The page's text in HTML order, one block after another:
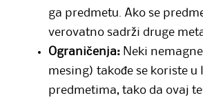
ga predmetu. Ako se
verovatno sadrži druge
Ograničenja: Neki
mesing) takođe se koriste
predmetima, tako da ovaj